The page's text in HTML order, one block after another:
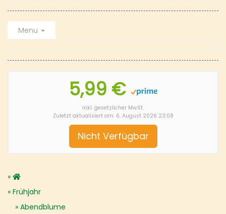
Menu
5,99 €
inkl. gesetzlicher MwSt.
Zuletzt aktualisiert am: 6. August 2026 23:08
Nicht Verfügbar
Frühjahr
Abendblume